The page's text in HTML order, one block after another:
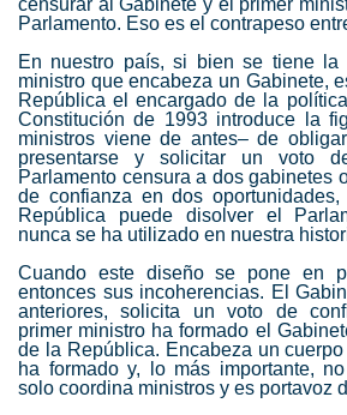
censurar al Gabinete y el primer
Parlamento. Eso es el contrapeso
En nuestro país, si bien se tiene la
ministro que encabeza un Gabinete,
República el encargado de la
Constitución de 1993 introduce la
ministros viene de antes– de
presentarse y solicitar un voto
Parlamento censura a dos gabinetes
de confianza en dos
República puede disolver el
nunca se ha utilizado en nuestra
Cuando este diseño se pone en
entonces sus incoherencias. El
anteriores, solicita un voto de
primer ministro ha formado el
de la República. Encabeza un
ha formado y, lo más importante,
solo coordina ministros y es portavoz